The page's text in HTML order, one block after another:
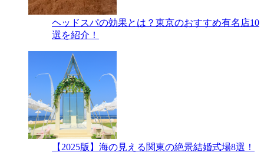
ヘッドスパの効果とは？東京のおすすめ有名店10
選を紹介！
【2025版】海の見える関東の絶景結婚式場8選！